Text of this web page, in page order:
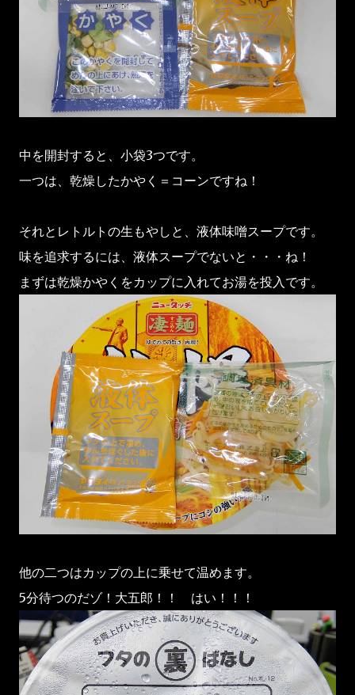
中を開封すると、小袋3つです。
一つは、乾燥したかやく＝コーンですね！
それとレトルトの生もやしと、液体味噌スープです。
味を追求するには、液体スープでないと・・・ね！
まずは乾燥かやくをカップに入れてお湯を投入です。
他の二つはカップの上に乗せて温めます。
5分待つのだゾ！大五郎！！ はい！！！